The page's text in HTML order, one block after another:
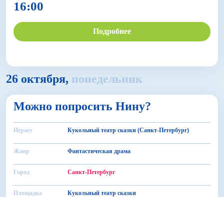
16:00
Подробнее
26 октября, понедельник
6+
Можно попросить Нину?
Играет Кукольный театр сказки (Санкт-Петербург)
Жанр Фантастическая драма
Город Санкт-Петербург
Площадка Кукольный театр сказки